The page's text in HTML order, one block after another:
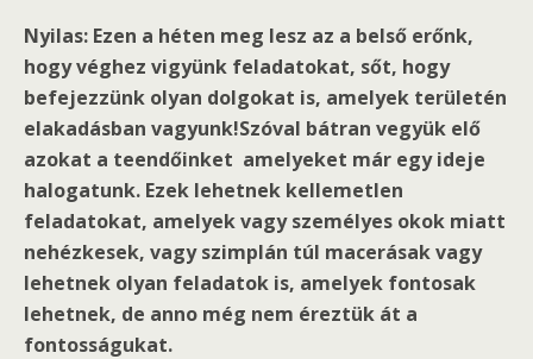
Nyilas: Ezen a héten meg lesz az a belső erőnk,
hogy véghez vigyünk feladatokat, sőt, hogy
befejezzünk olyan dolgokat is, amelyek területén
elakadásban vagyunk!Szóval bátran vegyük elő
azokat a teendőinket amelyeket már egy ideje
halogatunk. Ezek lehetnek kellemetlen
feladatokat, amelyek vagy személyes okok miatt
nehézkesek, vagy szimplán túl macerásak vagy
lehetnek olyan feladatok is, amelyek fontosak
lehetnek, de anno még nem éreztük át a
fontosságukat.